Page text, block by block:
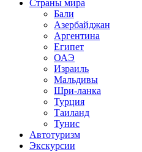
Страны мира
Бали
Азербайджан
Аргентина
Египет
ОАЭ
Израиль
Мальдивы
Шри-ланка
Турция
Таиланд
Тунис
Автотуризм
Экскурсии